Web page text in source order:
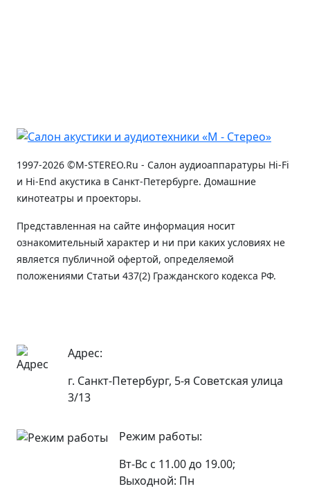
1997-2026 ©M-STEREO.Ru - Салон аудиоаппаратуры Hi-Fi
и Hi-End акустика в Санкт-Петербурге. Домашние
кинотеатры и проекторы.
Представленная на сайте информация носит
ознакомительный характер и ни при каких условиях не
является публичной офертой, определяемой
положениями Статьи 437(2) Гражданского кодекса РФ.
Адрес:
г. Санкт-Петербург, 5-я Советская улица
3/13
Режим работы:
Вт-Вс с 11.00 до 19.00;
Выходной: Пн